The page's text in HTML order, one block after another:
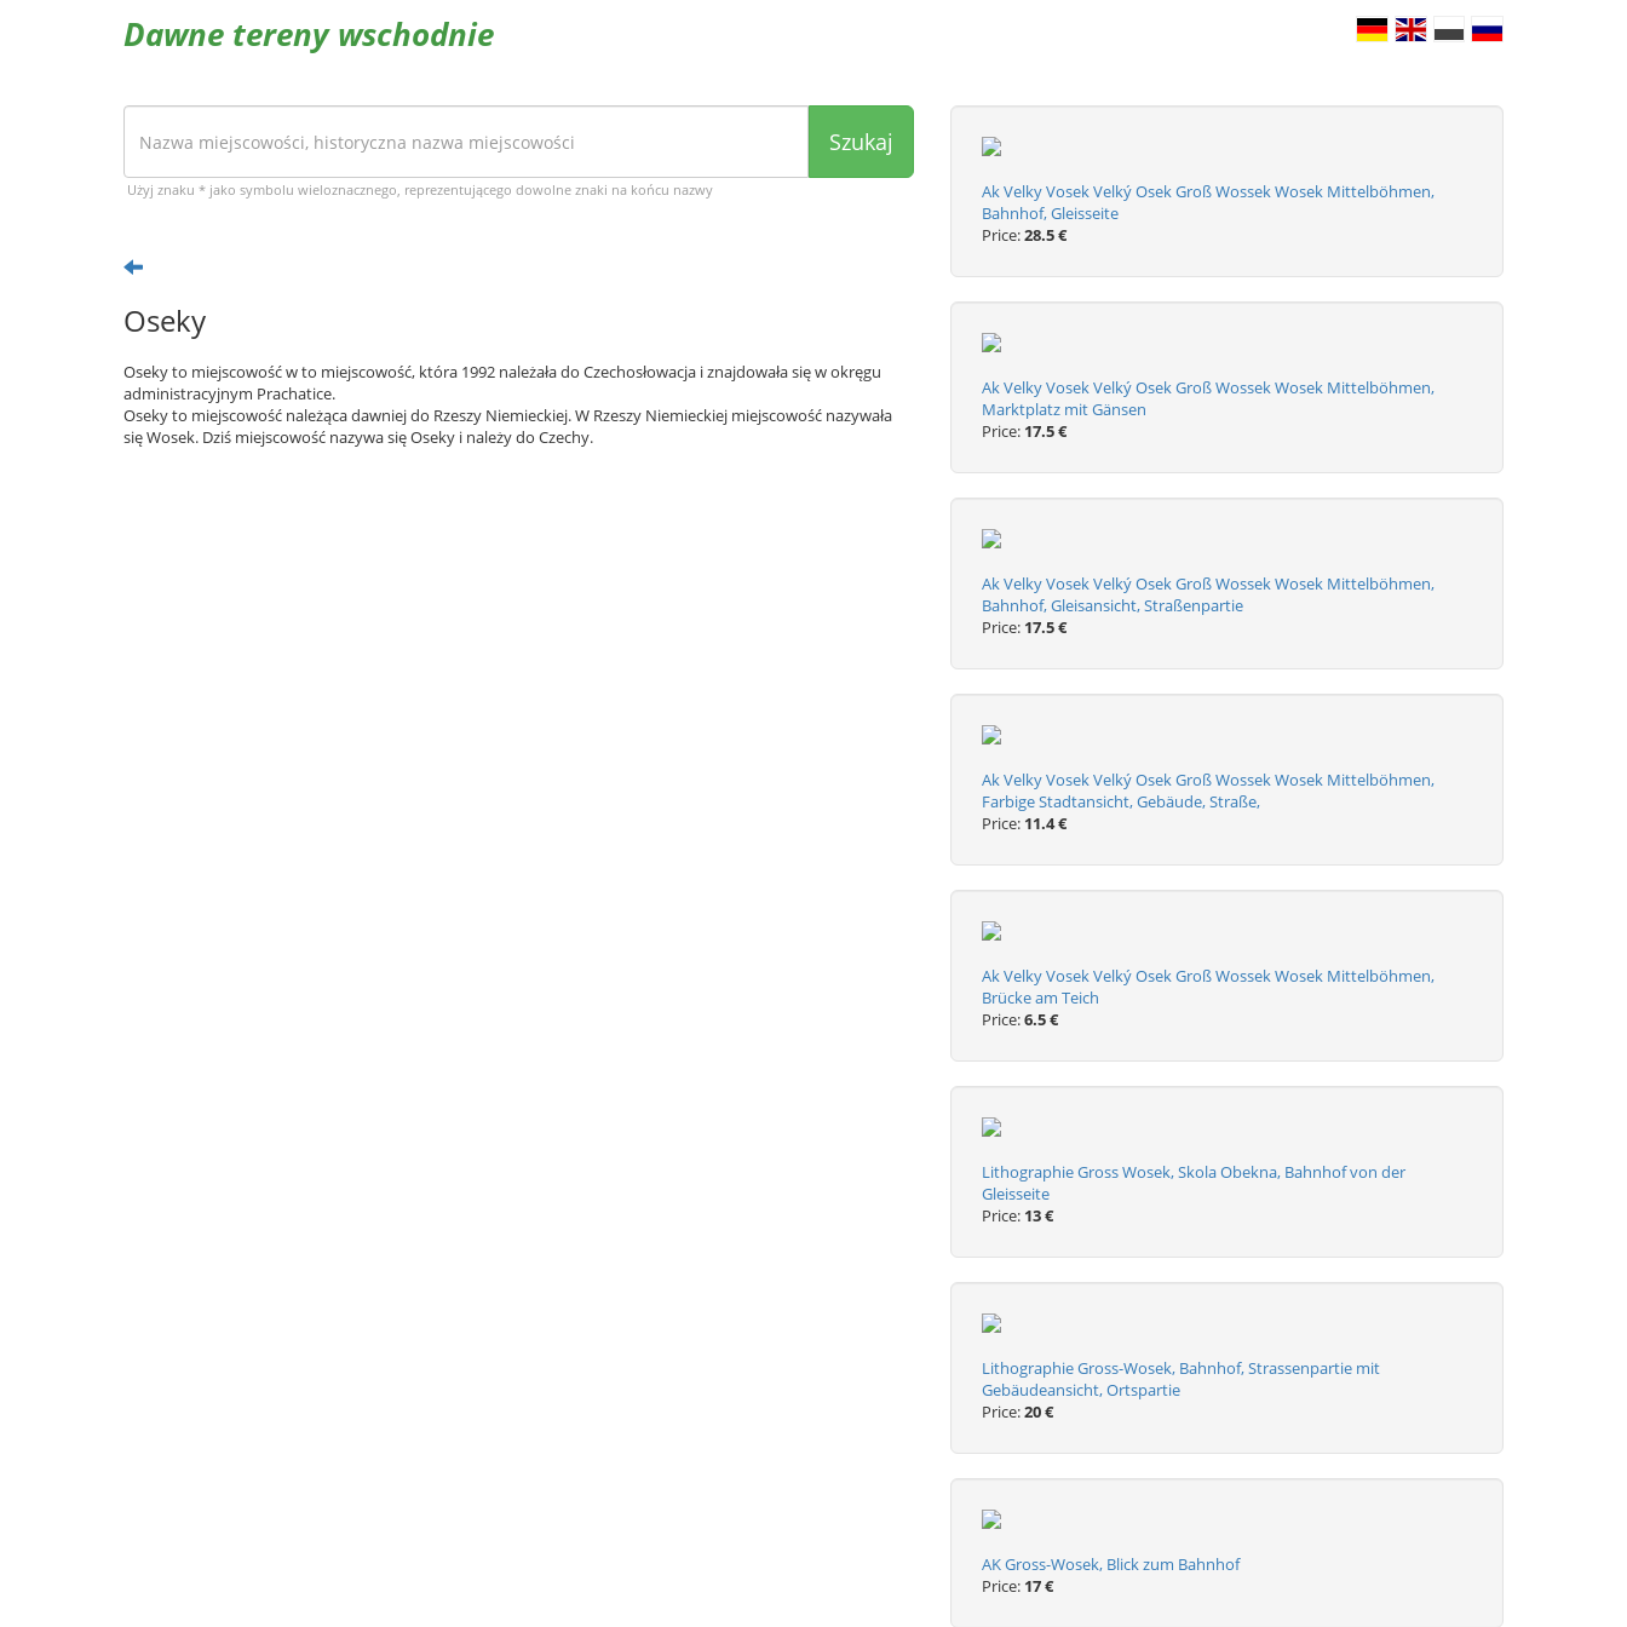
Dawne tereny wschodnie
Szukaj
Użyj znaku * jako symbolu wieloznacznego, reprezentującego dowolne znaki na końcu nazwy
Oseky
Oseky to miejscowość w to miejscowość, która 1992 należała do Czechosłowacja i znajdowała się w okręgu
administracyjnym Prachatice.
Oseky to miejscowość należąca dawniej do Rzeszy Niemieckiej. W Rzeszy Niemieckiej miejscowość nazywała
się Wosek. Dziś miejscowość nazywa się Oseky i należy do Czechy.
Ak Velky Vosek Velký Osek Groß Wossek Wosek Mittelböhmen,
Bahnhof, Gleisseite
Price:28.5 €
Ak Velky Vosek Velký Osek Groß Wossek Wosek Mittelböhmen,
Marktplatz mit Gänsen
Price: 17.5 €
Ak Velky Vosek Velký Osek Groß Wossek Wosek Mittelböhmen,
Bahnhof, Gleisansicht, Straßenpartie
Price: 17.5 €
Ak Velky Vosek Velký Osek Groß Wossek Wosek Mittelböhmen,
Farbige Stadtansicht, Gebäude, Straße,
Price: 11.4 €
Ak Velky Vosek Velký Osek Groß Wossek Wosek Mittelböhmen,
Brücke am Teich
Price:6.5 €
Lithographie Gross Wosek, Skola Obekna, Bahnhof von der
Gleisseite
Price: 13 €
Lithographie Gross-Wosek, Bahnhof, Strassenpartie mit
Gebäudeansicht, Ortspartie
Price:20 €
AK Gross-Wosek, Blick zum Bahnhof
Price: 17 €